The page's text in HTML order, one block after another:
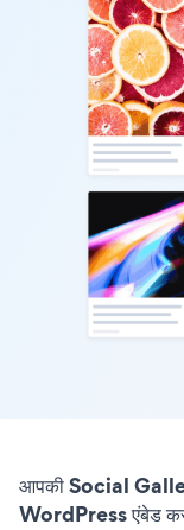
आपकी Social
WordPress एंबेड